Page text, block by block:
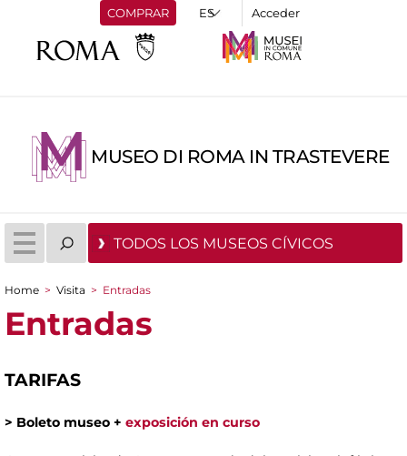
COMPRAR Acceder
MUSEO DI ROMA IN TRASTEVERE
TODOS LOS MUSEOS CÍVICOS
You are here
Home > Visita > Entradas
Entradas
TARIFAS
> Boleto museo + exposición en curso